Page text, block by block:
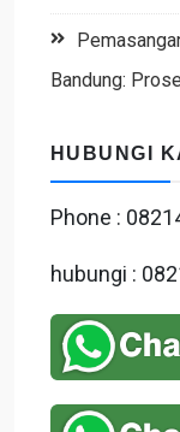
Bandung:
HUBUNGI
Phone :
hubungi :